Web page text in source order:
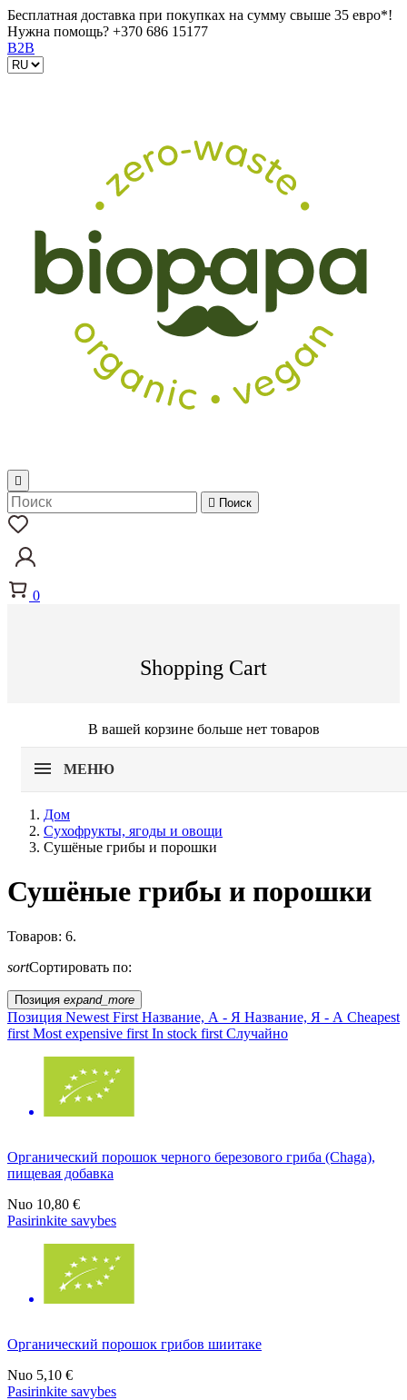
Бесплатная доставка при покупках на сумму свыше 35 евро*!
Нужна помощь? +370 686 15177
B2B

 Поиск
0
Shopping Cart
В вашей корзине больше нет товаров
МЕНЮ
Дом
Сухофрукты, ягоды и овощи
Сушёные грибы и порошки
Сельское хозяйство ЕС?
Цена
Сушёные грибы и порошки
Товаров: 6.
sortСортировать по:
Позиция expand_more
Позиция Newest First Название, А - Я Название, Я - А Cheapest
first Most expensive first In stock first Случайно
Органический порошок черного березового гриба (Chaga),
пищевая добавка
Nuo 10,80 €
Pasirinkite savybes
Органический порошок грибов шиитаке
Nuo 5,10 €
Pasirinkite savybes